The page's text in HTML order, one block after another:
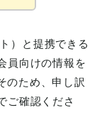
）と提携できる
員向けの情報を
のため、申し訳
ご確認くださ